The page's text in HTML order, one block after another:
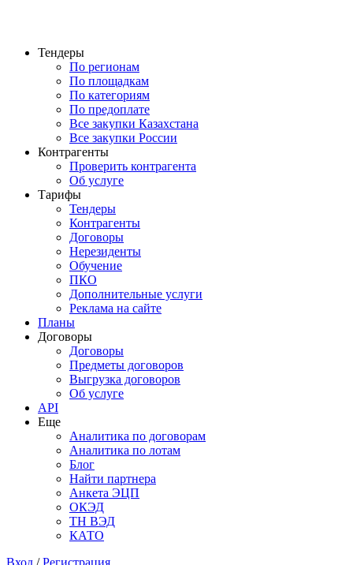
Тендеры
По регионам
По площадкам
По категориям
По предоплате
Все закупки Казахстана
Все закупки России
Контрагенты
Проверить контрагента
Об услуге
Тарифы
Тендеры
Контрагенты
Договоры
Нерезиденты
Обучение
ПКО
Дополнительные услуги
Реклама на сайте
Планы
Договоры
Договоры
Предметы договоров
Выгрузка договоров
Об услуге
API
Еще
Аналитика по договорам
Аналитика по лотам
Блог
Найти партнера
Анкета ЭЦП
ОКЭД
ТН ВЭД
КАТО